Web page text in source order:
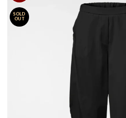
SOLD
OUT